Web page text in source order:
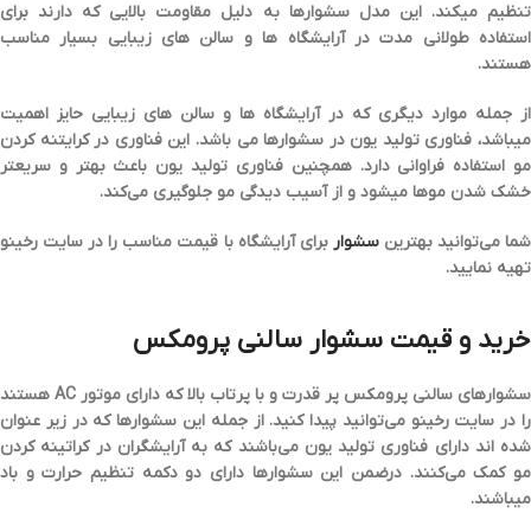
تنظیم میکند. این مدل سشوارها به دلیل مقاومت بالایی که دارند برای
استفاده طولانی مدتدر آرایشگاه ها و سالن های زیبایی بسیار مناسب
هستند.
از جمله موارد دیگری که در آرایشگاه ها و سالن های زیبایی حایز اهمیت
میباشد، فناوری تولید یون در سشوارها می باشد. این فناوری درکرایتنه کردن
مو استفاده فراوانی دارد. همچنین فناوری تولید یون باعثبهتر و سریعتر
خشک شدن موها میشود و از آسیب دیدگی مو جلوگیری می‌کند.
شما می‌توانید بهترینسشوار برای آرایشگاه با قیمت مناسب را در سایت رخینو
تهیه نمایید.
خرید و قیمت سشوار سالنی پرومکس
سشوارهای سالنی پرومکس پر قدرت و با پرتاب بالا که دارای موتور AC هستند
را در سایت رخینو می‌توانید پیدا کنید. از جمله این سشوارها که در زیر عنوان
شده اند دارای فناوری تولید یون می‌باشند که به آرایشگران در کراتینه کردن
مو کمک می‌کنند. درضمن این سشوارها دارای دو دکمه تنظیم حرارت و باد
میباشند.